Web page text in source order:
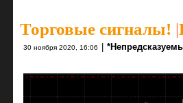
Торговые сигналы! |
30 ноября 2020, 16:06